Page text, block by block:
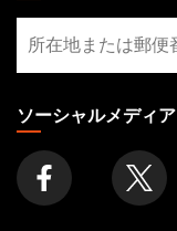
GATHERING
FOOTER
寄
り
の
店
舗
を
探
ソーシャルメディア